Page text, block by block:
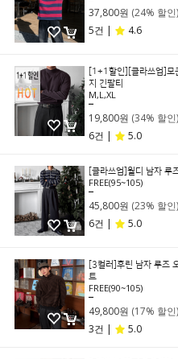
37,800원 (24% 할인)
5건 |
4.6
[1+1할인][클라쓰업]모
지 긴팔티
M,L,XL
19,800원 (34% 할인)
6건 |
5.0
[클라쓰업]월디 남자 루
FREE(95~105)
45,800원 (23% 할인)
6건 |
5.0
[3컬러]후린 남자 루즈
트
FREE(90~105)
49,800원 (17% 할인)
3건 |
5.0